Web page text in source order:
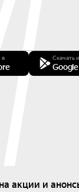
в Скачать
акции и